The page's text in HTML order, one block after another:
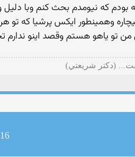
كه نیومدم بحث كنم وبا دلیل
وهمینطور ایكس پرشیا كه
یاهو هستم وقصد اینو ندارم
(دكتر شريعتي)